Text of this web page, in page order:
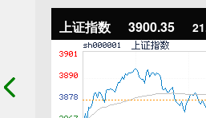
上证指数 3900.35